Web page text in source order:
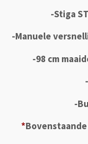
-Stiga
-Manuele
-98 cm
-
*